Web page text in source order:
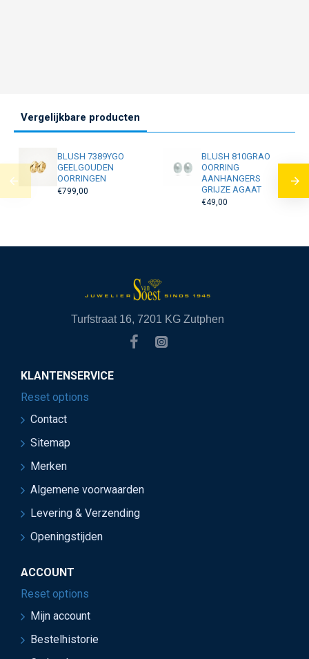
Vergelijkbare producten
BLUSH 7389YGO
GEELGOUDEN
OORRINGEN
€799,00
BLUSH 810GRAO
OORRING
AANHANGERS
GRIJZE AGAAT
€49,00
Turfstraat 16, 7201 KG Zutphen
KLANTENSERVICE
Reset options
Contact
Sitemap
Merken
Algemene voorwaarden
Levering & Verzending
Openingstijden
ACCOUNT
Reset options
Mijn account
Bestelhistorie